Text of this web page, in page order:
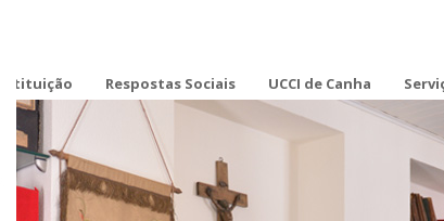
Instituição Respostas Sociais UCCI de Canha